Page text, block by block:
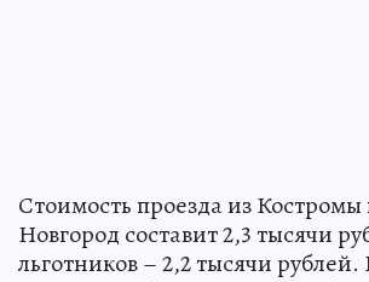
Стоимость проезда из
Новгород составит 2,3 тысячи
льготников – 2,2 тысячи